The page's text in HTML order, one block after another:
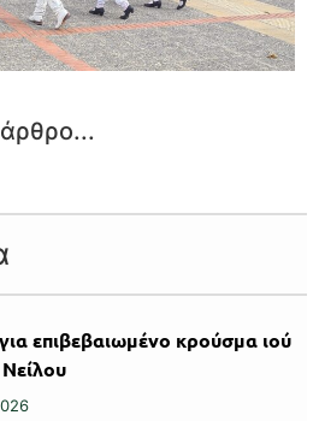
επιβεβαιωμένο κρούσμα ιού